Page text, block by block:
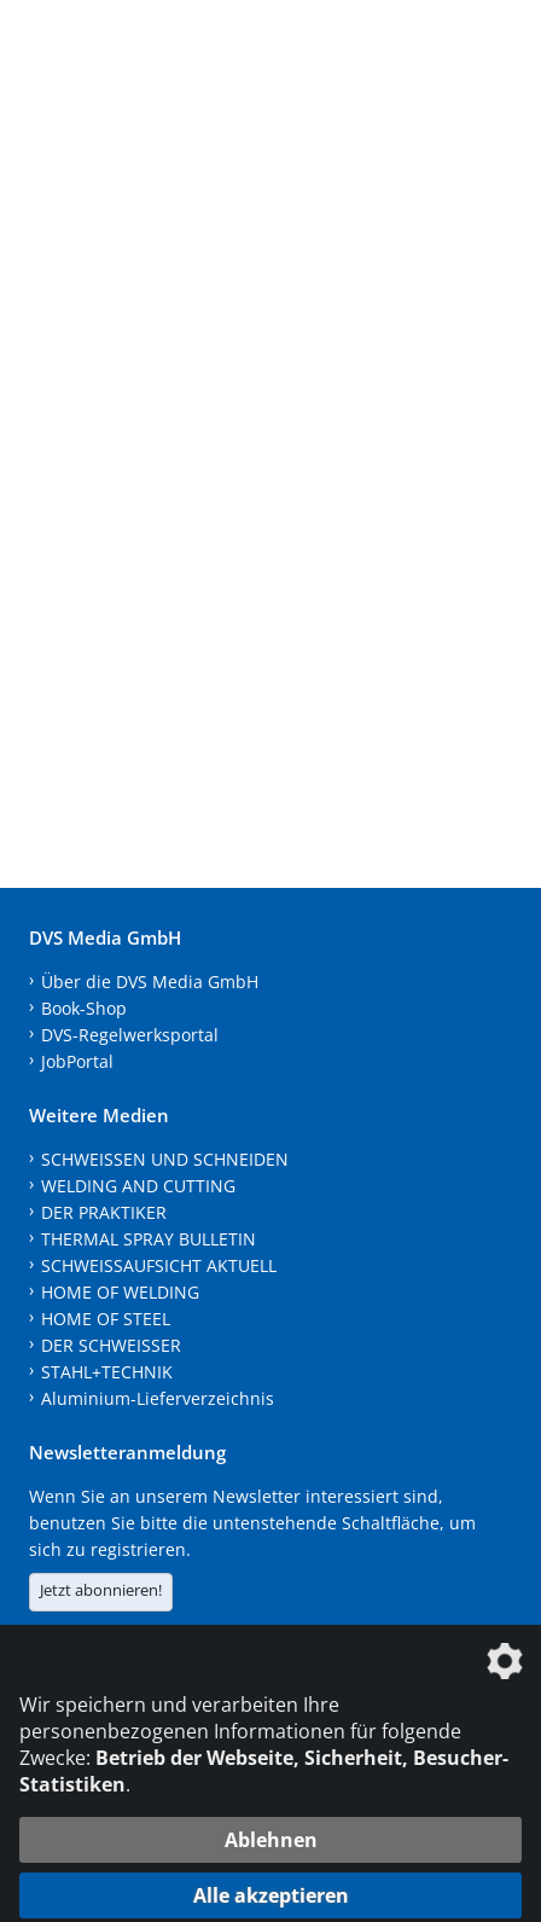
DVS Media GmbH
Über die DVS Media GmbH
Book-Shop
DVS-Regelwerksportal
JobPortal
Weitere Medien
SCHWEISSEN UND SCHNEIDEN
WELDING AND CUTTING
DER PRAKTIKER
THERMAL SPRAY BULLETIN
SCHWEISSAUFSICHT AKTUELL
HOME OF WELDING
HOME OF STEEL
DER SCHWEISSER
STAHL+TECHNIK
Aluminium-Lieferverzeichnis
Newsletteranmeldung
Wenn Sie an unserem Newsletter interessiert sind,
benutzen Sie bitte die untenstehende Schaltfläche, um
sich zu registrieren.
Jetzt abonnieren!
Die DVS Media GmbH ist ein Unternehmen der
© 2026 DVS Media GmbH
Datenschutzeinstellungen
Wir speichern und verarbeiten Ihre
personenbezogenen Informationen für folgende
Zwecke: Betrieb der Webseite, Sicherheit, Besucher-
Statistiken.
Ablehnen
Alle akzeptieren